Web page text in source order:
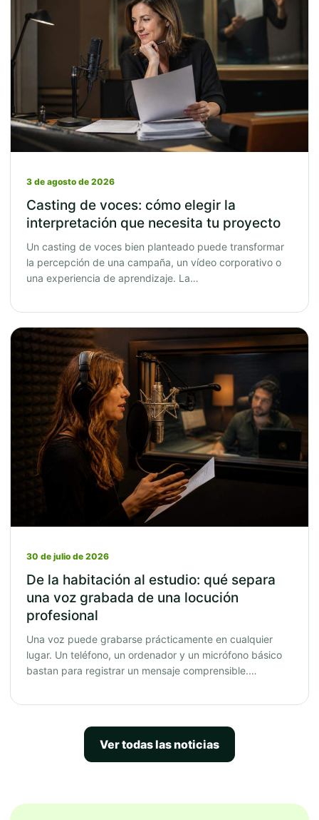
3 de agosto de 2026
Casting de voces: cómo elegir la
interpretación que necesita tu proyecto
Un casting de voces bien planteado puede transformar
la percepción de una campaña, un vídeo corporativo o
una experiencia de aprendizaje. La…
30 de julio de 2026
De la habitación al estudio: qué separa
una voz grabada de una locución
profesional
Una voz puede grabarse prácticamente en cualquier
lugar. Un teléfono, un ordenador y un micrófono básico
bastan para registrar un mensaje comprensible.…
Ver todas las noticias